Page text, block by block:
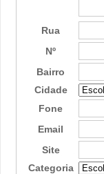
Rua
Nº
Bairro
Cidade
Fone
Email
Site
Categoria